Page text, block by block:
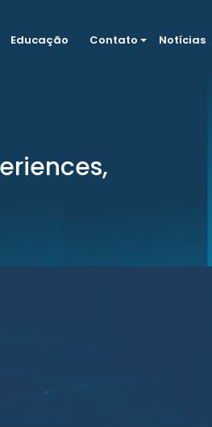
Educação Contato Notícias